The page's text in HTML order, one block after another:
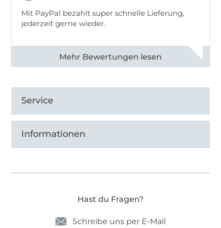
Mit PayPal bezahlt super schnelle Lieferung,
jederzeit gerne wieder.
Alle 83031 Bewertungen ansehen
Service
Informationen
Hast du Fragen?
Schreibe uns per E-Mail